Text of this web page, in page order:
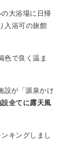
大浴場に日帰
入浴可の旅館
色で良く温ま
設が「源泉かけ
設全てに露天風
ンキングしまし